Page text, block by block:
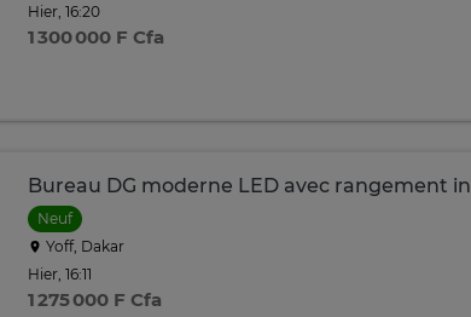
Hier, 16:20
1 300 000 F Cfa
Bureau DG moderne LED avec rangement
Neuf
Yoff, Dakar
Hier, 16:11
1 275 000 F Cfa